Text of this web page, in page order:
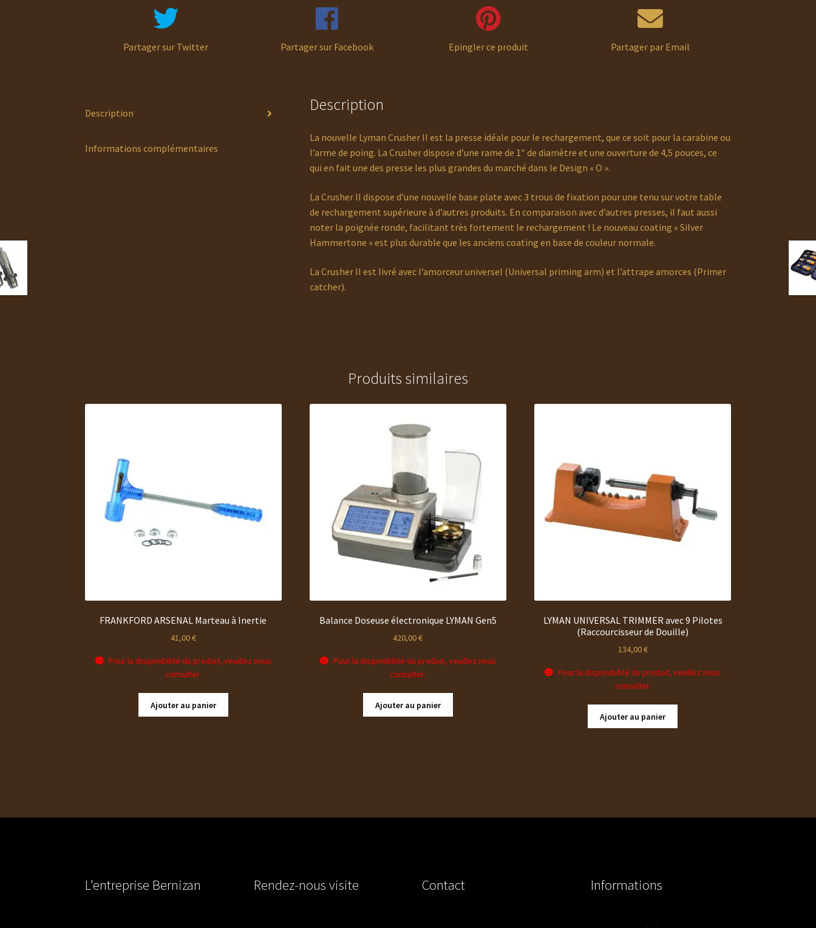
Partager sur Twitter Partager sur Facebook Epingler ce produit Partager par Email
Description
Informations complémentaires
Description
La nouvelle Lyman Crusher II est la presse idéale pour le rechargement, que ce soit pour la carabine ou
l’arme de poing. La Crusher dispose d’une rame de 1″ de diamètre et une ouverture de 4,5 pouces, ce
qui en fait une des presse les plus grandes du marché dans le Design « O ».
La Crusher II dispose d’une nouvelle base plate avec 3 trous de fixation pour une tenu sur votre table
de rechargement supérieure à d’autres produits. En comparaison avec d’autres presses, il faut aussi
noter la poignée ronde, facilitant très fortement le rechargement ! Le nouveau coating « Silver
Hammertone » est plus durable que les anciens coating en base de couleur normale.
La Crusher II est livré avec l’amorceur universel (Universal priming arm) et l’attrape amorces (Primer
catcher).
Produits similaires
FRANKFORD ARSENAL Marteau à Inertie
41,00€
Pour la disponibilité du produit, veuillez nous
consulter.
Ajouter au panier
Balance Doseuse électronique LYMAN Gen5
420,00€
Pour la disponibilité du produit, veuillez nous
consulter.
Ajouter au panier
LYMAN UNIVERSAL TRIMMER avec 9 Pilotes
(Raccourcisseur de Douille)
134,00€
Pour la disponibilité du produit, veuillez nous
consulter.
Ajouter au panier
L'entreprise Bernizan Rendez-nous visite Contact Informations